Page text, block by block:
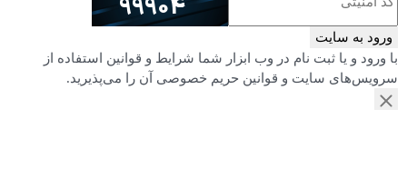
ورود به سایت
با ورود و یا ثبت نام در وب ابزار شما شرایط و قوانین استفاده از
سرویس‌های سایت و قوانین حریم خصوصی آن را می‌پذیرید.